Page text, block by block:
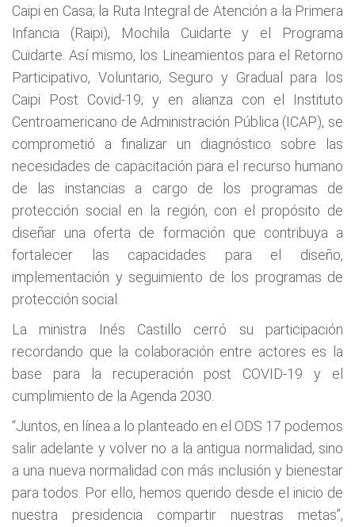
Caipi en Casa; la Ruta Integral de Atención a la Primera
Infancia (Raipi), Mochila Cuidarte y el Programa
Cuidarte. Así mismo, los Lineamientos para el Retorno
Participativo, Voluntario, Seguro y Gradual para los
Caipi Post Covid-19; y en alianza con el Instituto
Centroamericano de Administración Pública (ICAP), se
comprometió a finalizar un diagnóstico sobre las
necesidades de capacitación para el recurso humano
de las instancias a cargo de los programas de
protección social en la región, con el propósito de
diseñar una oferta de formación que contribuya a
fortalecer las capacidades para el diseño,
implementación y seguimiento de los programas de
protección social.
La ministra Inés Castillo cerró su participación
recordando que la colaboración entre actores es la
base para la recuperación post COVID-19 y el
cumplimiento de la Agenda 2030.
“Juntos, en línea a lo planteado en el ODS 17 podemos
salir adelante y volver no a la antigua normalidad, sino
a una nueva normalidad con más inclusión y bienestar
para todos. Por ello, hemos querido desde el inicio de
nuestra presidencia compartir nuestras metas”,